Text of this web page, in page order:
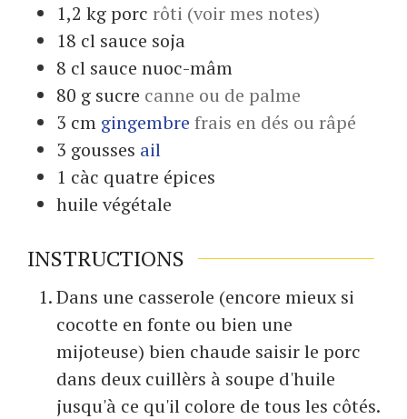
1,2 kgporc rôti (voir mes notes)
18 cl sauce soja
8 cl sauce nuoc-mâm
80 g sucre canne ou de palme
3 cm gingembre frais en dés ou râpé
3 gousses ail
1 càc quatre épices
huile végétale
INSTRUCTIONS
Dans une casserole (encore mieux si
cocotte en fonte ou bien une
mijoteuse) bien chaude saisir le porc
dans deux cuillèrs à soupe d'huile
jusqu'à ce qu'il colore de tous les côtés.